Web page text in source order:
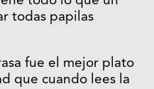
todas papilas
fue el mejor plato
que cuando lees la